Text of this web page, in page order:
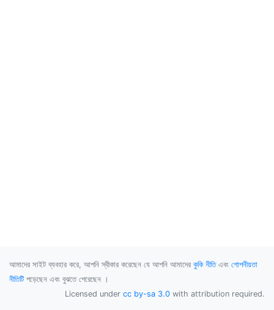
আমাদের সাইট ব্যবহার করে, আপনি স্বীকার করেছেন যে আপনি আমাদের কুকি নীতিএবং গোপনীয়তা
নীতিটি পড়েছেন এবং বুঝতে পেরেছেন ।
Licensed under cc by-sa 3.0 with attribution required.